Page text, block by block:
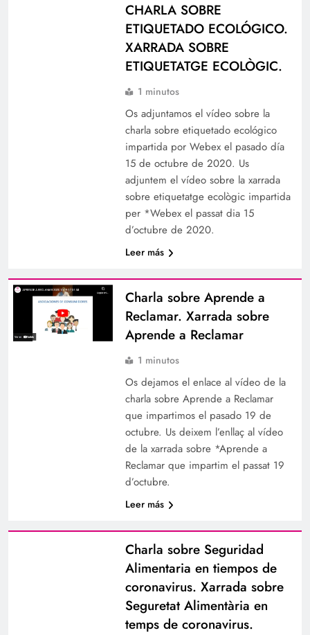
CHARLA SOBRE
ETIQUETADO ECOLÓGICO.
XARRADA SOBRE
ETIQUETATGE ECOLÒGIC.
1 minutos
Os adjuntamos el vídeo sobre la
charla sobre etiquetado ecológico
impartida por Webex el pasado día
15 de octubre de 2020. Us
adjuntem el vídeo sobre la xarrada
sobre etiquetatge ecològic impartida
per *Webex el passat dia 15
d’octubre de 2020.
Leer más
Charla sobre Aprende a
Reclamar. Xarrada sobre
Aprende a Reclamar
1 minutos
Os dejamos el enlace al vídeo de la
charla sobre Aprende a Reclamar
que impartimos el pasado 19 de
octubre. Us deixem l’enllaç al vídeo
de la xarrada sobre *Aprende a
Reclamar que impartim el passat 19
d’octubre.
Leer más
Charla sobre Seguridad
Alimentaria en tiempos de
coronavirus. Xarrada sobre
Seguretat Alimentària en
temps de coronavirus.